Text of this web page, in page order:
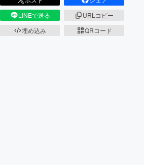
LINEで送る
URLコピー
埋め込み
QRコード